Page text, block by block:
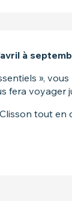
à
»,
fera voyager
tout en